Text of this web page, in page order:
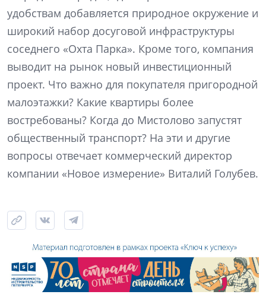
удобствам добавляется природное окружение и
широкий набор досуговой инфраструктуры
соседнего «Охта Парка». Кроме того, компания
выводит на рынок новый инвестиционный
проект. Что важно для покупателя пригородной
малоэтажки? Какие квартиры более
востребованы? Когда до Мистолово запустят
общественный транспорт? На эти и другие
вопросы отвечает коммерческий директор
компании «Новое измерение» Виталий Голубев.